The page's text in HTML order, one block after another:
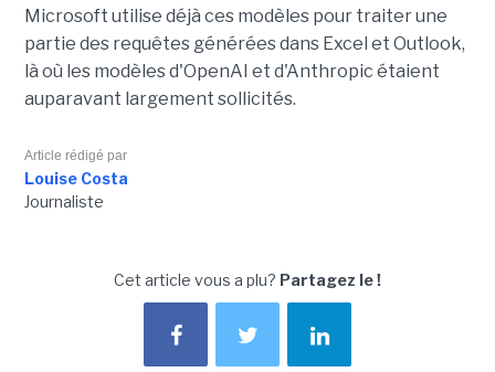
Microsoft utilise déjà ces modèles pour traiter une
partie des requêtes générées dans Excel et Outlook,
là où les modèles d'OpenAI et d'Anthropic étaient
auparavant largement sollicités.
Article rédigé par
Louise Costa
Journaliste
Cet article vous a plu? Partagez le !